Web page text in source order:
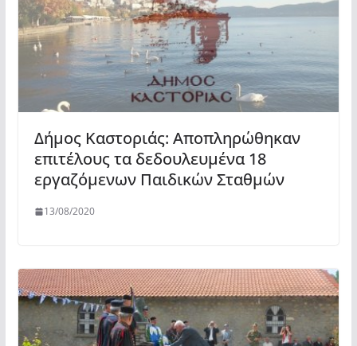
Δήμος Καστοριάς: Αποπληρώθηκαν
επιτέλους τα δεδουλευμένα 18
εργαζόμενων Παιδικών Σταθμών
13/08/2020